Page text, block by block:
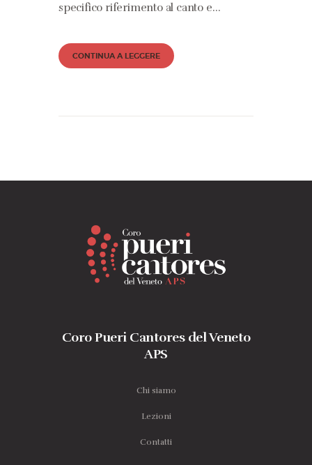
specifico riferimento al canto e…
CONTINUA A LEGGERE
Coro Pueri Cantores del Veneto
APS
Chi siamo
Lezioni
Contatti